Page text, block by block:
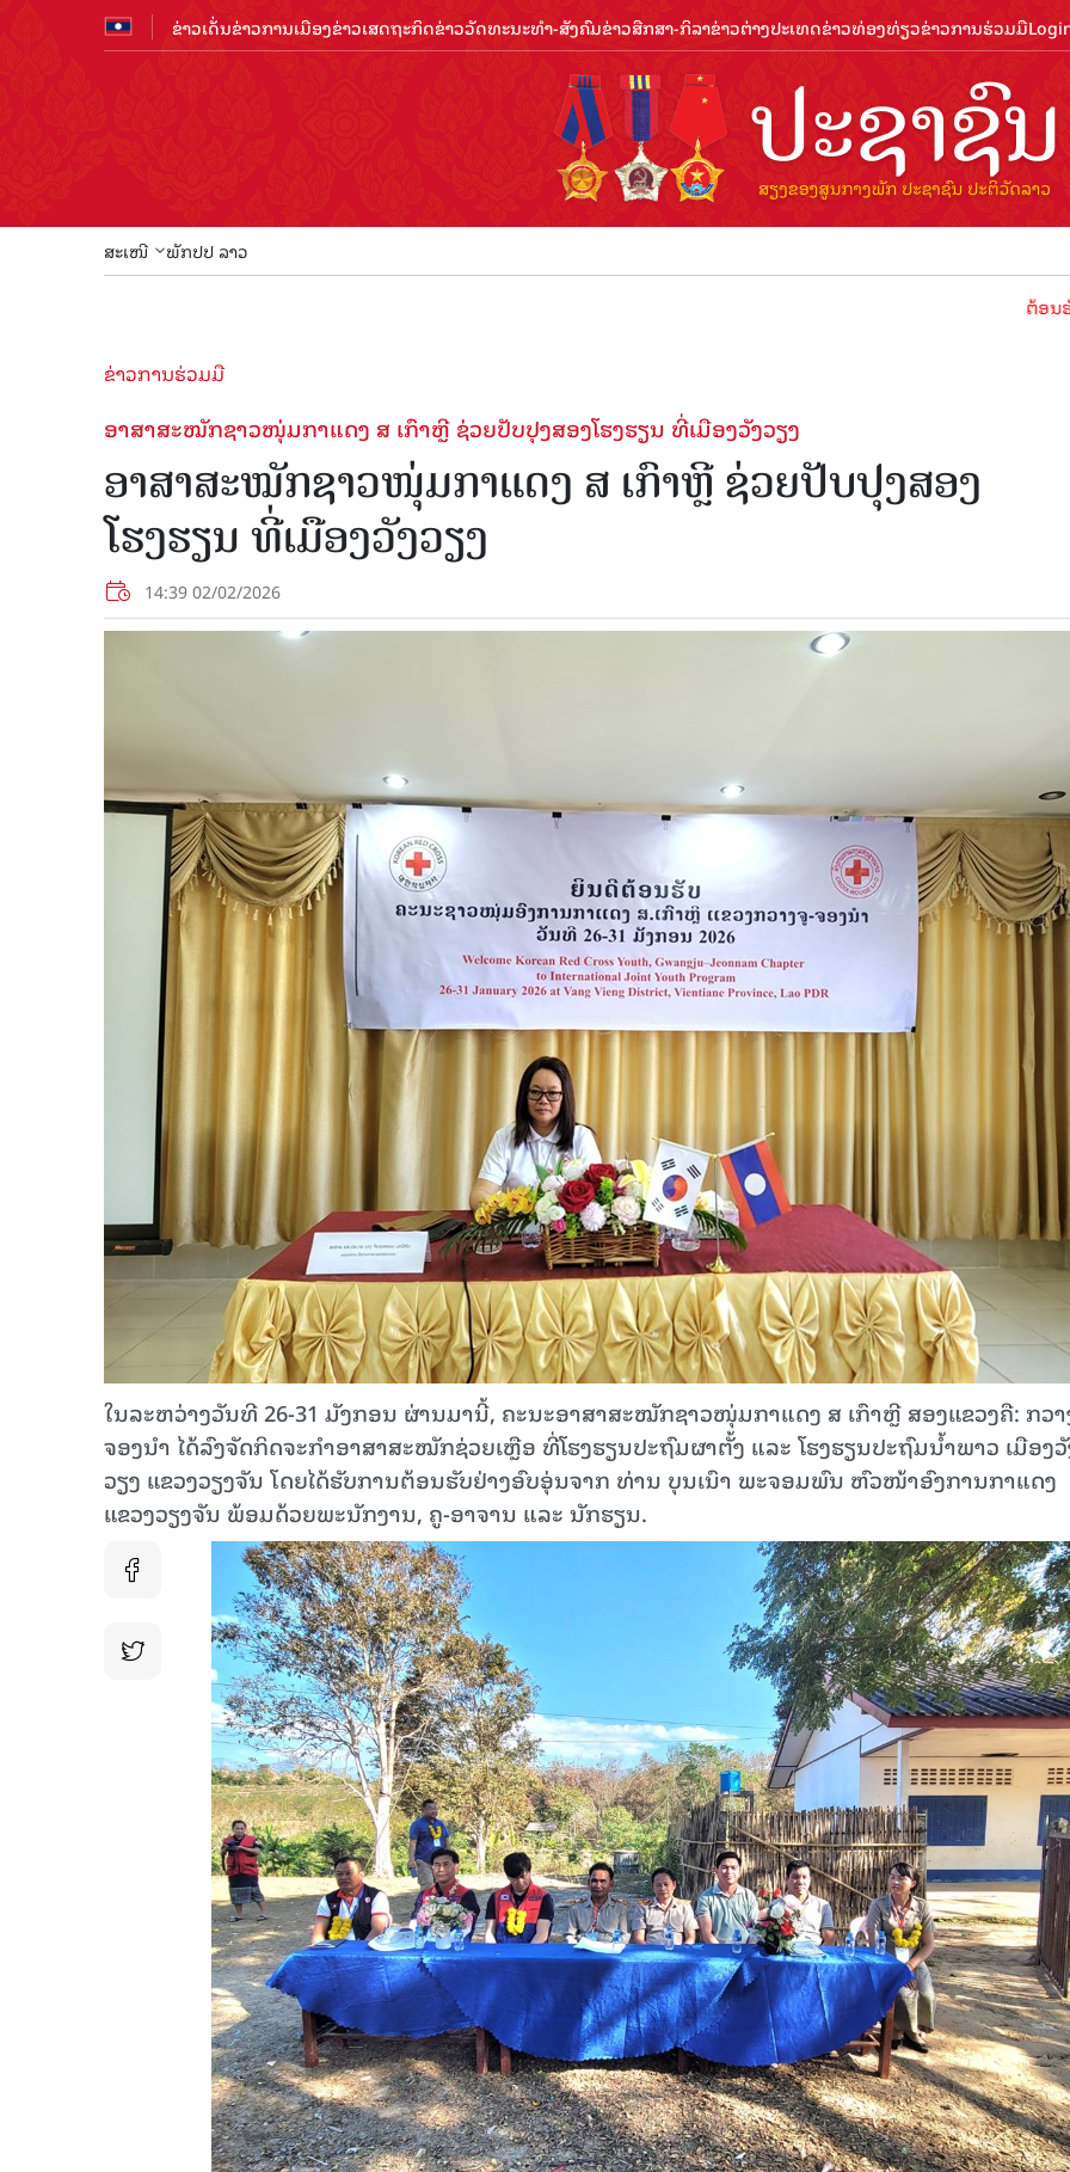
ຂ່າວເດັ່ນຂ່າວການເມືອງຂ່າວເສດຖະກິດຂ່າວວັດທະນະທຳ-ສັງຄົມຂ່າວສືກສາ-ກິລາຂ່າວຕ່າງປະເທດຂ່າວທ່ອງທ່ຽວຂ່າວການຮ່ວມມື
ສະເໜີ ພັກປປ ລາວ
ຕ້ອນຮັບປີທ່ອ
ຂ່າວການຮ່ວມມື
ອາສາສະໝັກຊາວໜຸ່ມກາແດງ ສ ເກົາຫຼີ ຊ່ວຍປັບປຸງສອງໂຮງຮຽນ ທີ່ເມືອງວັງວຽງ
ອາສາສະໝັກຊາວໜຸ່ມກາແດງ ສ ເກົາຫຼີ ຊ່ວຍປັບປຸງສອງ
ໂຮງຮຽນ ທີ່ເມືອງວັງວຽງ
14:39 02/02/2026
ໃນລະຫວ່າງວັນທີ 26-31 ມັງກອນ ຜ່ານມານີ້, ຄະນະອາສາສະໝັກຊາວໜຸ່ມກາແດງ ສ ເກົາຫຼີ ສອງແຂວງຄື: ກວາ
ຈອງນຳ ໄດ້ລົງຈັດກິດຈະກຳອາສາສະໝັກຊ່ວຍເຫຼືອ ທີ່ໂຮງຮຽນປະຖົມຜາຕັ້ງ ແລະ ໂຮງຮຽນປະຖົມນ້ຳພາວ ເມືອງ
ວຽງ ແຂວງວຽງຈັນ ໂດຍໄດ້ຮັບການຕ້ອນຮັບຢ່າງອົບອຸ່ນຈາກ ທ່ານ ບຸນເນົາ ພະຈອມພົນ ຫົວໜ້າອົງການກາແດງ
ແຂວງວຽງຈັນ ພ້ອມດ້ວຍພະນັກງານ, ຄູ-ອາຈານ ແລະ ນັກຮຽນ.
15.040(07-08-